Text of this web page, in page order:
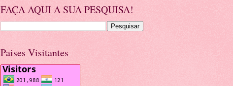
FAÇA AQUI A SUA PESQUISA!
Paises Visitantes